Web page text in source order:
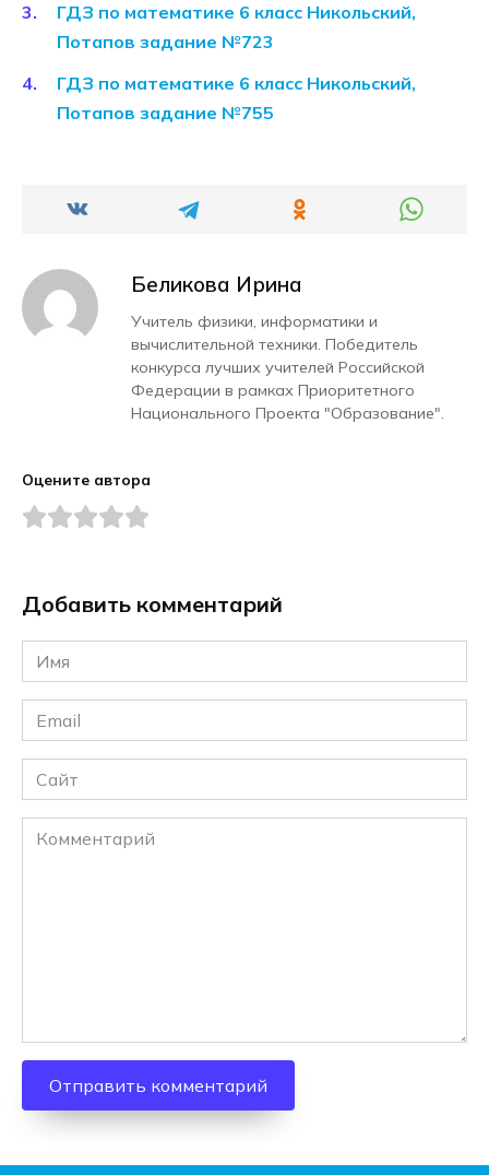
ГДЗ по математике 6 класс Никольский,
Потапов задание №723
ГДЗ по математике 6 класс Никольский,
Потапов задание №755
Беликова Ирина
Учитель физики, информатики и
вычислительной техники. Победитель
конкурса лучших учителей Российской
Федерации в рамках Приоритетного
Национального Проекта "Образование".
Оцените автора
Добавить комментарий
Имя
*
Email
*
Сайт
Комментарий